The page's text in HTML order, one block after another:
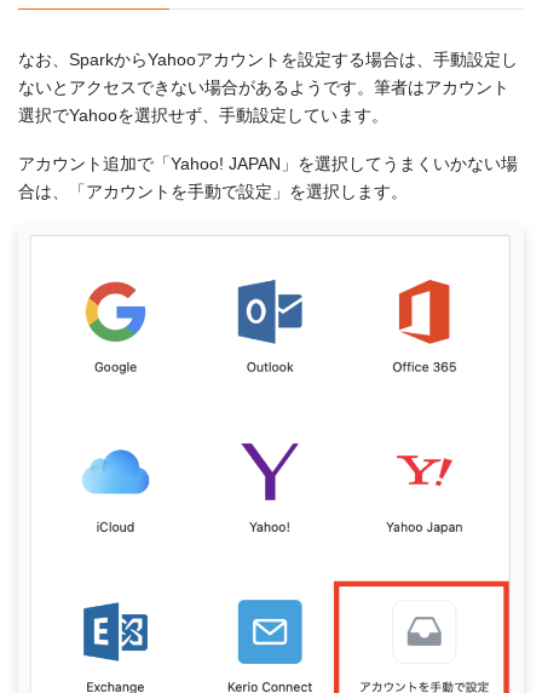
なお、SparkからYahooアカウントを設定する場合は、手動設定し
ないとアクセスできない場合があるようです。筆者はアカウント
選択でYahooを選択せず、手動設定しています。
アカウント追加で「Yahoo! JAPAN」を選択してうまくいかない場
合は、「アカウントを手動で設定」を選択します。